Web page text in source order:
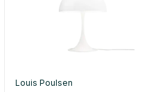
Louis Poulsen